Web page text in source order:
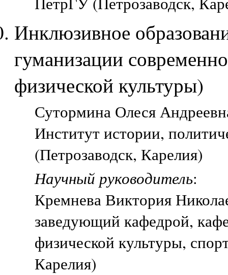
Инклюзивное
гуманизации
физической культуры)
Сутормина Олеся
Институт истории,
(Петрозаводск, Карелия)
Научный руководитель:
Кремнева Виктория
заведующий кафедрой,
физической культуры,
Карелия)